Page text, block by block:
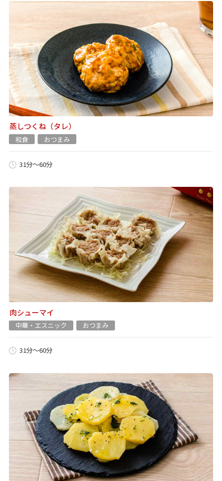
蒸しつくね（タレ）
和食 おつまみ
31分～60分
肉シューマイ
中華・エスニック おつまみ
31分～60分